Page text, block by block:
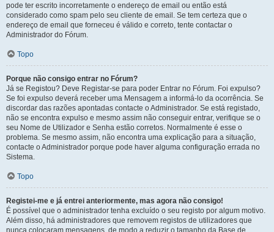
pode ter escrito incorretamente o endereço de email ou então está
considerado como spam pelo seu cliente de email. Se tem certeza que o
endereço de email que forneceu é válido e correto, tente contactar o
Administrador do Fórum.
Topo
Porque não consigo entrar no Fórum?
Já se Registou? Deve Registar-se para poder Entrar no Fórum. Foi expulso?
Se foi expulso deverá receber uma Mensagem a informá-lo da ocorrência. Se
discordar das razões apontadas contacte o Administrador. Se está registado,
não se encontra expulso e mesmo assim não conseguir entrar, verifique se o
seu Nome de Utilizador e Senha estão corretos. Normalmente é esse o
problema. Se mesmo assim, não encontra uma explicação para a situação,
contacte o Administrador porque pode haver alguma configuração errada no
Sistema.
Topo
Registei-me e já entrei anteriormente, mas agora não consigo!
É possível que o administrador tenha excluído o seu registo por algum motivo.
Além disso, há administradores que removem registos de utilizadores que
nunca colocaram mensagens, de modo a reduzir o tamanho da Base de